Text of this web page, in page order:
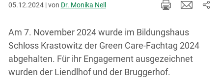
05.12.2024 | von Dr. Monika Nell
Am 7. November 2024 wurde im Bildungshaus
Schloss Krastowitz der Green Care-Fachtag 2024
abgehalten. Für ihr Engagement ausgezeichnet
wurden der Liendlhof und der Bruggerhof.